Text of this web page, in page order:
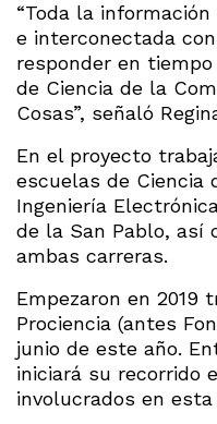
“Toda la
e interconectada
responder en
de Ciencia de la
Cosas”, señaló
En el proyecto
escuelas de Ciencia
Ingeniería
de la San Pablo, así
ambas carreras.
Empezaron en 2019
Prociencia (antes
junio de este año.
iniciará su recorrido
involucrados en esta